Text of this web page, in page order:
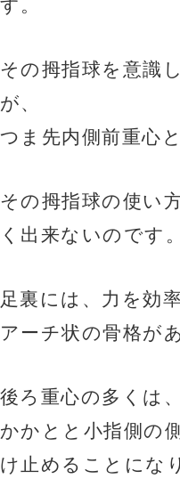
す。
その拇指球を意識
が、
つま先内側前重心
その拇指球の使い
く出来ないのです。
足裏には、力を効
アーチ状の骨格が
後ろ重心の多くは、
かかとと小指側の
け止めることにな